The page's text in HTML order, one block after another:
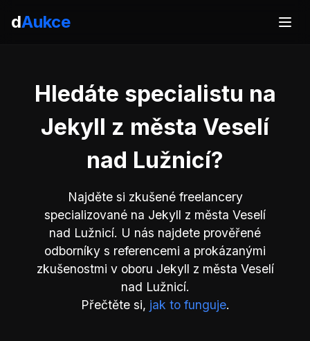
dAukce
Hledáte specialistu na
Jekyll z města Veselí
nad Lužnicí?
Najděte si zkušené freelancery
specializované na Jekyll z města Veselí
nad Lužnicí. U nás najdete prověřené
odborníky s referencemi a prokázanými
zkušenostmi v oboru Jekyll z města Veselí
nad Lužnicí.
Přečtěte si, jak to funguje.